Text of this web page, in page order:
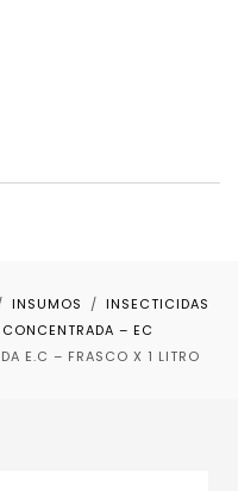
INSUMOS
INSECTICIDAS
– EC
E.C – FRASCO X 1 LITRO